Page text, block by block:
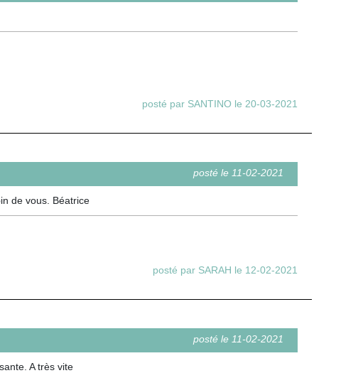
posté par SANTINO le 20-03-2021
posté le 11-02-2021
de vous. Béatrice
posté par SARAH le 12-02-2021
posté le 11-02-2021
A très vite